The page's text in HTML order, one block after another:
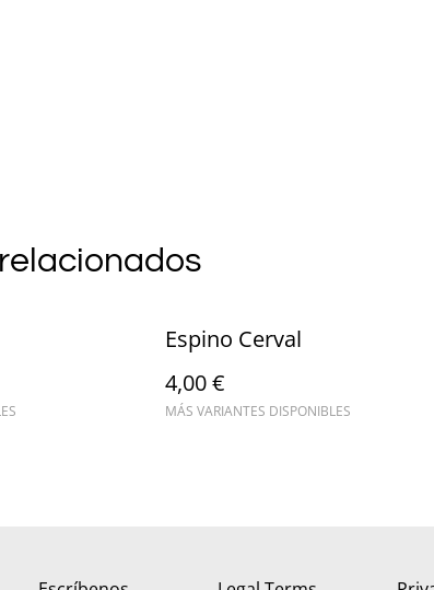
Espino Cerval
4,00 €
MÁS VARIANTES DISPONIBLES